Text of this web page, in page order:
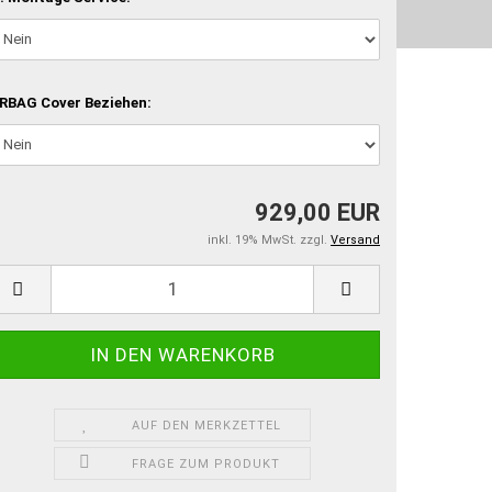
Cover Beziehen:
929,00 EUR
inkl. 19% MwSt. zzgl. Versand
AUF DEN MERKZETTEL
FRAGE ZUM PRODUKT